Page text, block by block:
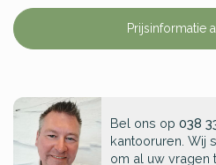
Prijsinformatie
Bel ons op 038
kantooruren. Wij
om al uw vragen